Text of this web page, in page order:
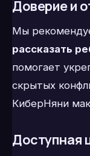
Доверие и
Мы
рассказать
помогает
скрытых
КиберНяни
Доступная